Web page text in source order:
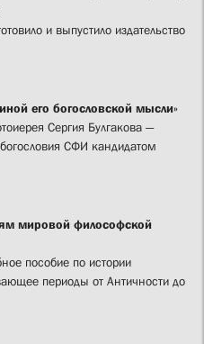
и выпустило издательство
его богословской мысли»
Сергия Булгакова —
СФИ кандидатом
мировой философской
пособие по истории
периоды от Античности до